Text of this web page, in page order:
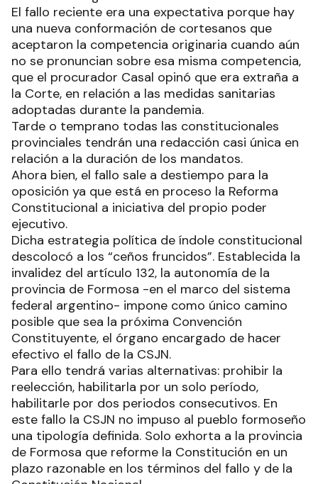
El fallo reciente era una expectativa porque hay
una nueva conformación de cortesanos que
aceptaron la competencia originaria cuando aún
no se pronuncian sobre esa misma competencia,
que el procurador Casal opinó que era extraña a
la Corte, en relación a las medidas sanitarias
adoptadas durante la pandemia.
Tarde o temprano todas las constitucionales
provinciales tendrán una redacción casi única en
relación a la duración de los mandatos.
Ahora bien, el fallo sale a destiempo para la
oposición ya que está en proceso la Reforma
Constitucional a iniciativa del propio poder
ejecutivo.
Dicha estrategia política de índole constitucional
descolocó a los “ceños fruncidos”. Establecida la
invalidez del artículo 132, la autonomía de la
provincia de Formosa -en el marco del sistema
federal argentino- impone como único camino
posible que sea la próxima Convención
Constituyente, el órgano encargado de hacer
efectivo el fallo de la CSJN.
Para ello tendrá varias alternativas: prohibir la
reelección, habilitarla por un solo período,
habilitarle por dos periodos consecutivos. En
este fallo la CSJN no impuso al pueblo formoseño
una tipología definida. Solo exhorta a la provincia
de Formosa que reforme la Constitución en un
plazo razonable en los términos del fallo y de la